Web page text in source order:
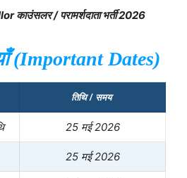
काउंसलर / परामर्शदाता भर्ती 2026
(Important Dates)
तिथि/ समय
25 मई 2026
25 मई 2026